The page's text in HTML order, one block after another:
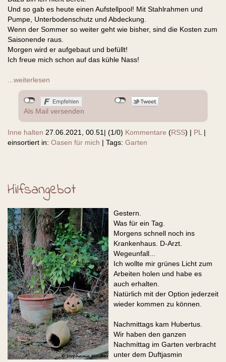
Und so gab es heute einen Aufstellpool! Mit Stahlrahmen und
Pumpe, Unterbodenschutz und Abdeckung.
Wenn der Sommer so weiter geht wie bisher, sind die Kosten zum
Saisonende raus.
Morgen wird er aufgebaut und befüllt!
Ich freue mich schon auf das kühle Nass!
...weiterlesen
Als Mail versenden
Inne halten 27.06.2021, 00.51| (1/0) Kommentare (RSS) | PL|
einsortiert in: Oasen für mich | Tags: Garten
Hilfsangebot
Gestern.
Was für ein Tag.
Morgens schnell noch ins
Krankenhaus. D-Arzt.
Wegeunfall...
Ich wollte mir grünes Licht zum
Arbeiten holen und habe es
auch erhalten.
Natürlich mit der Option jederzeit
wieder kommen zu können.
Nachmittags kam Hubertus.
Wir haben den ganzen
Nachmittag im Garten verbracht
unter dem Duftjasmin